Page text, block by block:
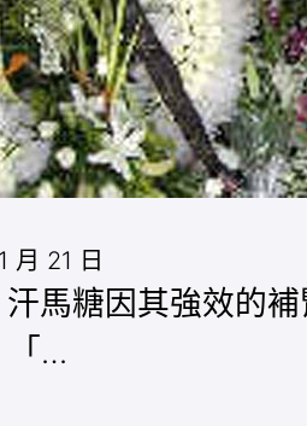
月 21 日
汗馬糖因其強效的
「…